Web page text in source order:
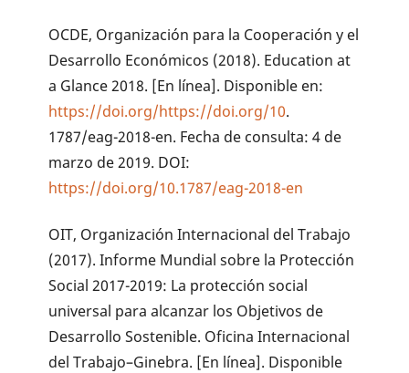
OCDE, Organización para la Cooperación y el
Desarrollo Económicos (2018). Education at
a Glance 2018. [En línea]. Disponible en:
https://doi.org/https://doi.org/10.
1787/eag-2018-en. Fecha de consulta: 4 de
marzo de 2019. DOI:
https://doi.org/10.1787/eag-2018-en
OIT, Organización Internacional del Trabajo
(2017). Informe Mundial sobre la Protección
Social 2017-2019: La protección social
universal para alcanzar los Objetivos de
Desarrollo Sostenible. Oficina Internacional
del Trabajo–Ginebra. [En línea]. Disponible